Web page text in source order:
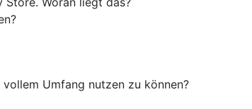
Umfang nutzen zu können?